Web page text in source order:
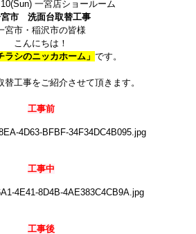
(Sun) 一宮店ショールーム
市 洗面台取替工事
宮市・稲沢市の皆様
こんにちは！
ラシのニッカホーム」 です。
替工事をご紹介させて頂きます。
工事前
工事中
工事後